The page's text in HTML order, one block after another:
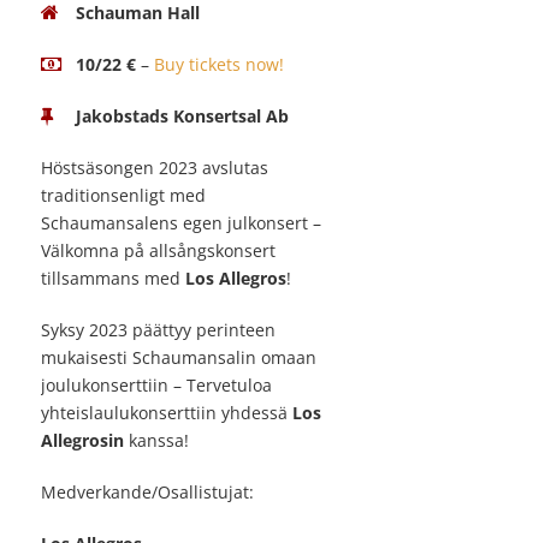
Schauman Hall
10/22 € – Buy tickets now!
Jakobstads Konsertsal Ab
Höstsäsongen 2023 avslutas
traditionsenligt med
Schaumansalens egen julkonsert –
Välkomna på allsångskonsert
tillsammans med Los Allegros!
Syksy 2023 päättyy perinteen
mukaisesti Schaumansalin omaan
joulukonserttiin – Tervetuloa
yhteislaulukonserttiin yhdessä Los
Allegrosin kanssa!
Medverkande/Osallistujat: